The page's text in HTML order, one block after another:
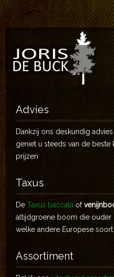
HOME
BOOMKWEKERIJ
TUINEN
ASSORTIMENT
CONTACT
Advies
Dankzij ons deskundig
geniet u steeds van de beste
prijzen
Taxus
DeTaxus baccata of
altijdgroene boom die ouder
welke andere Europese soort.
Assortiment